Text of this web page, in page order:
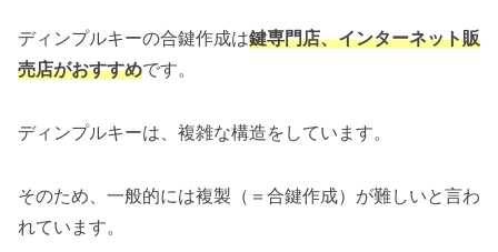
ディンプルキーの合鍵作成は鍵専門店、インターネット販
売店がおすすめです。
ディンプルキーは、複雑な構造をしています。
そのため、一般的には複製（＝合鍵作成）が難しいと言わ
れています。